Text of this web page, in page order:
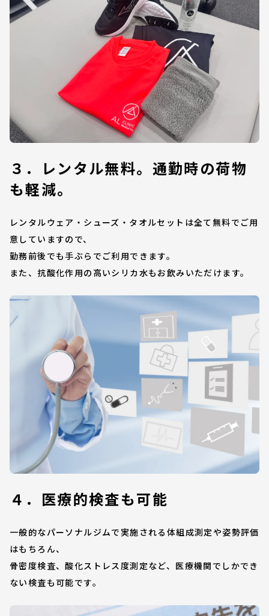
３．レンタル無料。通勤時の荷物
も軽減。
レンタルウェア・シューズ・タオルセットは全て無料でご用
意していますので、
勤務前後でも手ぶらでご利用できます。
また、抗酸化作用の高いシリカ水もお飲みいただけます。
４．医療的検査も可能
一般的なパーソナルジムで実施される体組成測定や姿勢評価
はもちろん、
骨密度検査、酸化ストレス度測定など、医療機関でしかでき
ない検査も可能です。